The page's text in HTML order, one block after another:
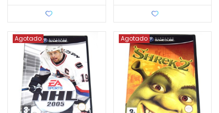
Agotado Agotado